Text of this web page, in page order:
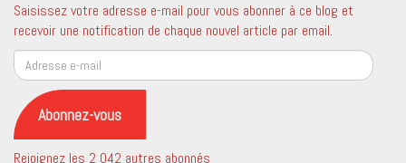
Saisissez votre adresse e-mail pour vous abonner à ce blog et
recevoir une notification de chaque nouvel article par email.
Adresse
e-
mail
Abonnez-vous
Rejoignez les 2 042 autres abonnés